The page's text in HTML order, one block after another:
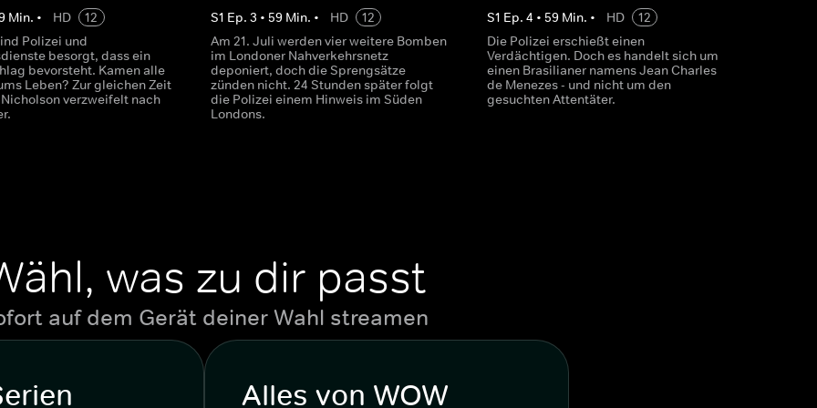
Min. • HD
12
Polizei und
besorgt, dass ein
bevorsteht. Kamen alle
Leben? Zur gleichen Zeit
verzweifelt nach
S1 Ep. 3 • 59Min. • HD
12
Am 21. Juli werden vier weitere Bomben
im Londoner Nahverkehrsnetz
deponiert, doch die Sprengsätze
zünden nicht. 24 Stunden später folgt
die Polizei einem Hinweis im Süden
Londons.
S1 Ep. 4 • 59Min. • HD
12
Die Polizei erschießt einen
Verdächtigen. Doch es handelt sich um
einen Brasilianer namens Jean Charles
de Menezes - und nicht um den
gesuchten Attentäter.
was zu dir passt
auf dem Gerät deiner Wahl streamen
Alles von WOW